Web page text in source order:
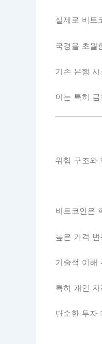
실제로 비트
국경을 초월
기존 은행
이는 특히
위험 구조와
비트코인은
높은 가격
기술적 이해
특히 개인
단순한 투자